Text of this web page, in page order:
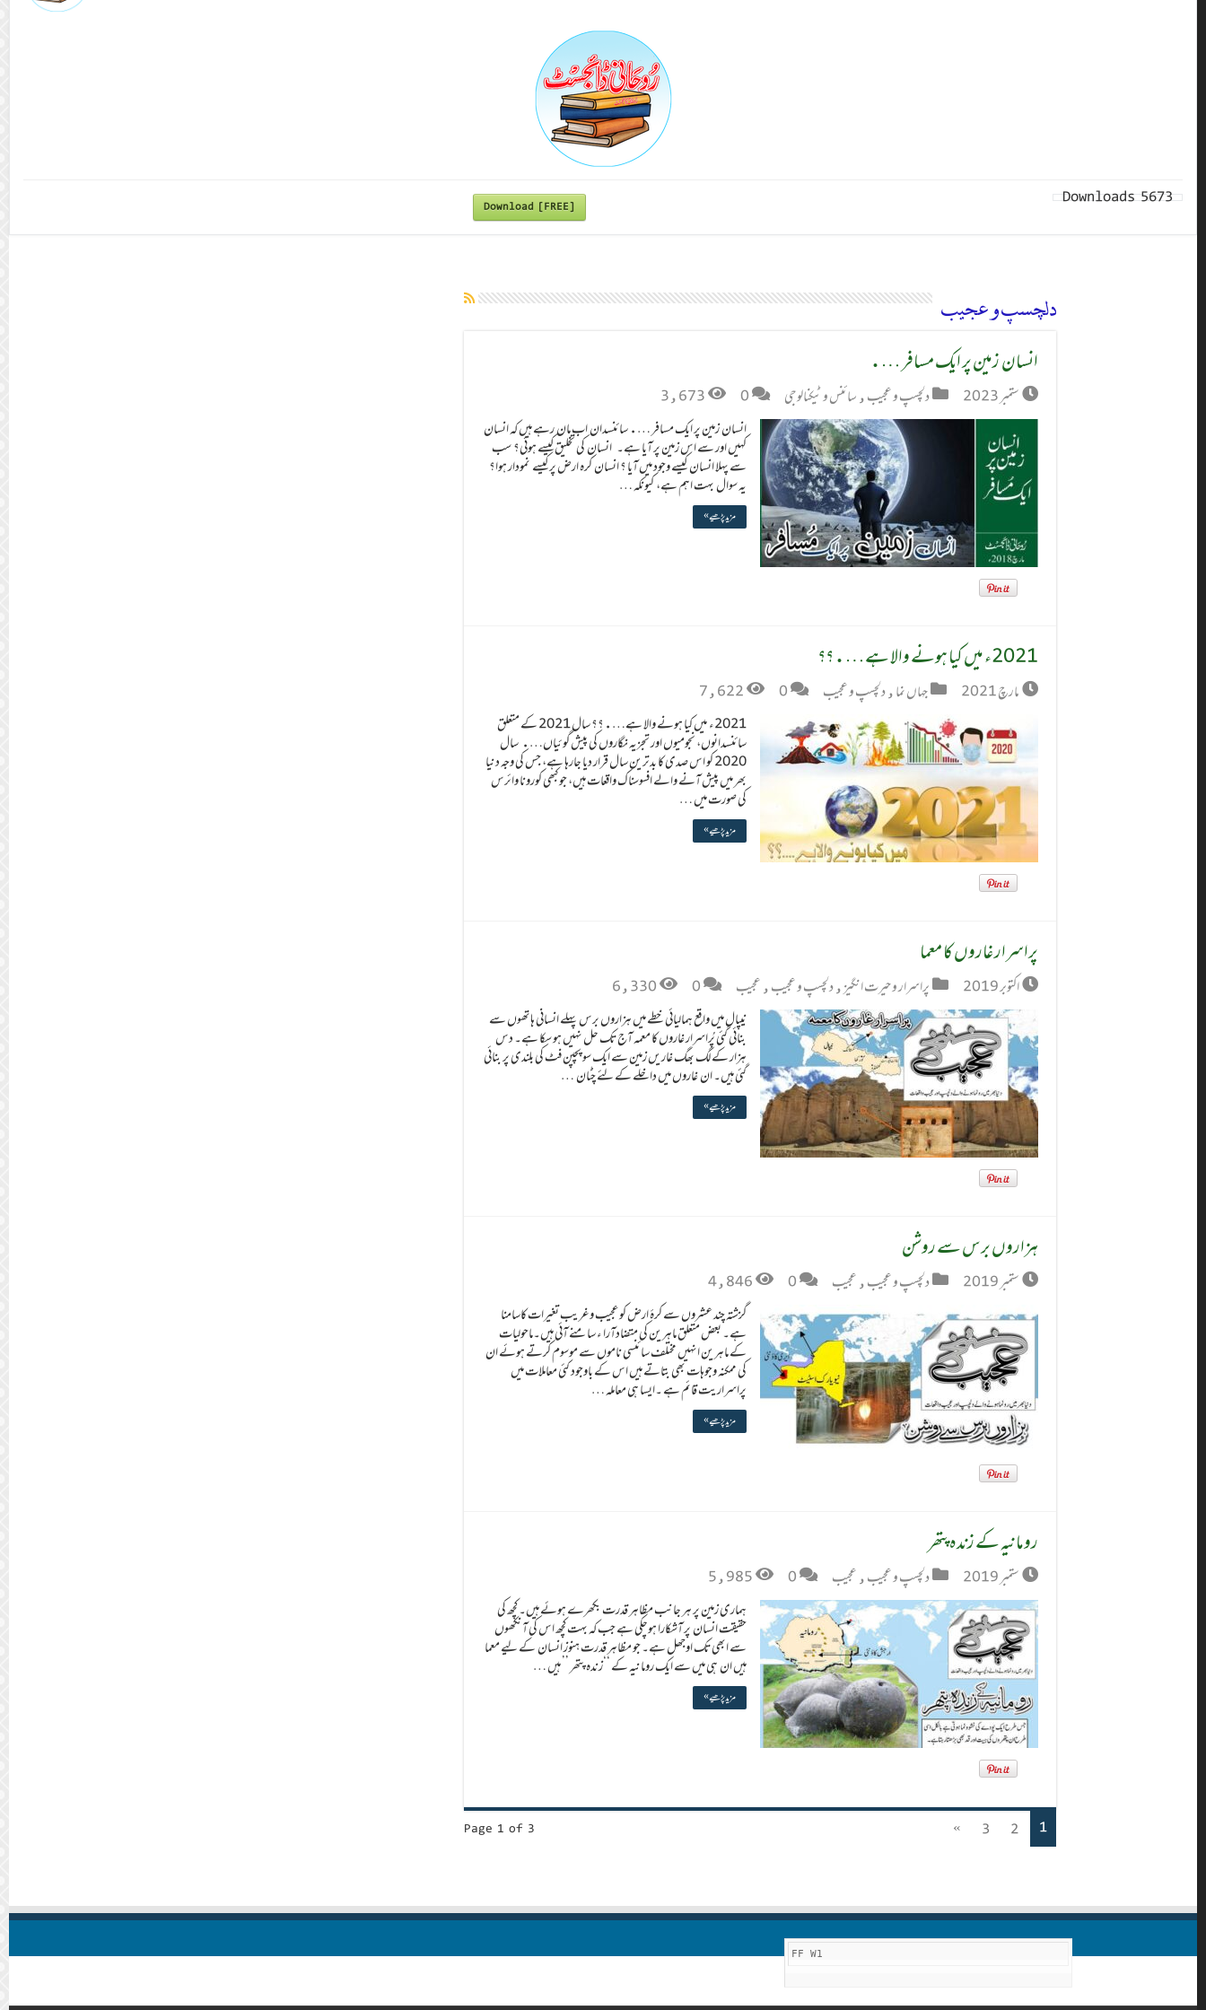
Download [FREE] 5673
Downloads
دلچسپ و عجیب
انسان زمین پر ایک مسافر ….
ستمبر 2023 دلچسپ و عجیب,سائنس و ٹیکنالوجی 0
3,673
انسان زمین پر ایک مسافر …. سائنسدان اب مان رہے ہیں کہ انسان
کہیں اور سے اس زمین پر آیا ہے۔ انسان کی تخلیق کیسے ہوئی؟ سب
سے پہلا انسان کیسے وجود میں آیا ؟ انسان کرہ ارض پر کیسے نمودار ہوا؟
یہ سوال بہت اہم ہے، ‏ کیونکہ …
مزید پڑھیے »
2021ء میں کیا ہونے والا ہے….؟؟
مارچ 2021 جہاں نما,دلچسپ و عجیب 0
7,622
2021ء میں کیا ہونے والا ہے….؟؟ سال 2021 کے متعلق
سائنسدانوں، نجومیوں اور تجزیہ نگاروں کی پیش گوئیاں…. سال
2020 کو اس صدی کا بدترین سال قرار دیا جارہا ہے، جس کی وجہ دنیا
بھر میں پیش آنے والے افسوسناک واقعات ہیں، جو کبھی کورونا وائرس
کی صورت میں …
مزید پڑھیے »
پراسرار غاروں کا معما
اکتوبر 2019 پراسرار و حیرت انگیز,دلچسپ و عجیب,عجیب 0
6,330
نیپال میں واقع ہمالیائی خطے میں ہزاروں برس پہلے انسانی ہاتھوں سے
بنائی گئی پُراسرار غاروں کا معمہ آج تک حل نہیں ہو سکا ہے۔ دس
ہزار کے لگ بھگ غاریں زمین سے ایک سو پچپن فٹ کی بلندی پر بنائی
گئی ہیں۔ ان غاروں میں داخلے کے لئے چٹان …
مزید پڑھیے »
ہزاروں برس سے روشن
ستمبر 2019 دلچسپ و عجیب,عجیب 0
4,846
گزشتہ چند عشروں سے کرۂ ارض کو عجیب وغریب تغیرات کاسامنا
ہے۔ بعض متعلق ماہرین کی متضادآرا ء سامنے آئی ہیں۔ماحولیات
کے ماہرین انہیں مختلف سائنسی ناموں سے موسوم کرتے ہوئے ان
کی ممکنہ وجوہات بھی بتاتے ہیں اس کے باوجود کئی معاملات میں
پراسراریت قائم ہے ۔ایسا ہی معاملہ …
مزید پڑھیے »
رومانیہ کے زندہ پتھر
ستمبر 2019 دلچسپ و عجیب,عجیب 0
5,985
ہماری زمین پر ہر جانب مظاہر قدرت بکھرے ہوئے ہیں۔ کچھ کی
حقیقت انسان پر آشکارا ہوچکی ہے جب کہ بہت کچھ اس کی آنکھوں
سے ابھی تک اوجھل ہے۔ جو مظاہر قدرت ہنوز انسان کے لیے معما
ہیں ان ہی میں سے ایک رومانیہ کے ‘‘زندہ پتھر ’’ ہیں …
مزید پڑھیے »
Page 1 of 3 1
2
3
»
FF W1